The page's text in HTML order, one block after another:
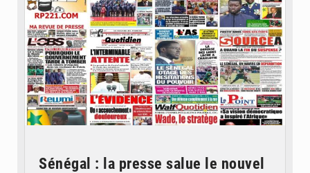
Sénégal : la presse salue le nouvel